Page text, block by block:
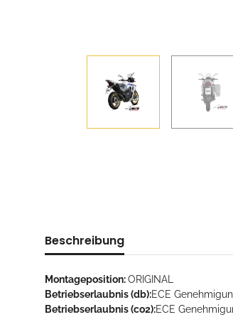
Beschreibung
Montageposition:ORIGINAL
Betriebserlaubnis (db):ECE
Betriebserlaubnis (co2):ECE